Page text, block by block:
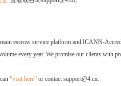
escrow service platform and ICANN-
every year. We promise our clients with
“visit here” or contact support@4.cn.